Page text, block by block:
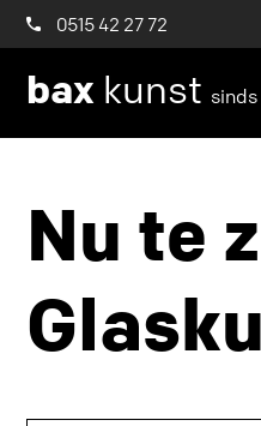
0515 42 27 72
bax kunst
Nu te